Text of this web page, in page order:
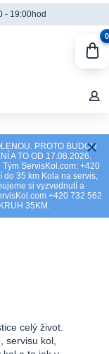
PROTO BUDOU
A TO OD 17.08.2026.
Tým ServisKol.com: +420
do 35 km Kola na servis,
si vyzvednutí a
+420 732 562
35KM.
- 19:00hod
0
celý život.
servisu kol,